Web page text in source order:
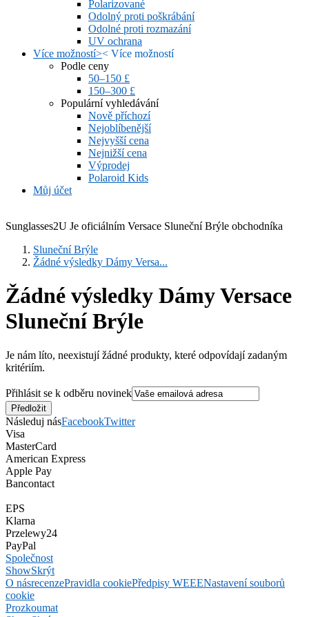
Polarizované
Odolný proti poškrábání
Odolné proti rozmazání
UV ochrana
Více možností>< Více možností
Podle ceny
50–150 £
150–300 £
Populární vyhledávání
Nově příchozí
Nejoblíbenější
Nejvyšší cena
Nejnižší cena
Výprodej
Polaroid Kids
Můj účet
Sunglasses2U Je oficiálním Versace Sluneční Brýle obchodníka
Sluneční Brýle
Žádné výsledky Dámy Versa...
Žádné výsledky Dámy Versace
Sluneční Brýle
Je nám líto, neexistují žádné produkty, které odpovídají zadaným
kritériím.
Přihlásit se k odběru novinek
Následuj násFacebookTwitter
Visa
MasterCard
American Express
Apple Pay
Bancontact
EPS
Klarna
Przelewy24
PayPal
Společnost
ShowSkrýt
O násrecenzePravidla cookiePředpisy WEEENastavení souborů
cookie
Prozkoumat